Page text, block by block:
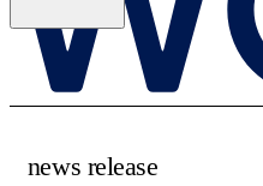
news release